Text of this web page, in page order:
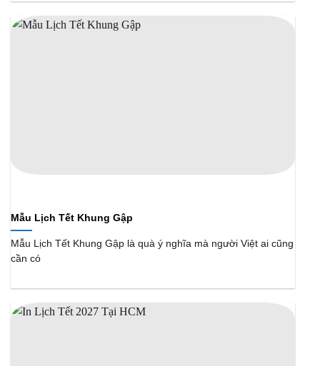
Mẫu Lịch Tết Khung Gập
Mẫu Lịch Tết Khung Gập là quà ý nghĩa mà người Việt ai cũng
cần có